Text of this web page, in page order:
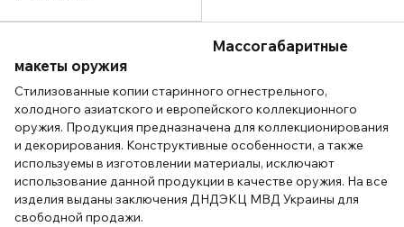
Массогабаритные
макеты оружия
Стилизованные копии старинного огнестрельного,
холодного азиатского и европейского коллекционного
оружия. Продукция предназначена для коллекционирования
и декорирования. Конструктивные особенности, а также
используемы в изготовлении материалы, исключают
использование данной продукции в качестве оружия. На все
изделия выданы заключения ДНДЭКЦ МВД Украины для
свободной продажи.